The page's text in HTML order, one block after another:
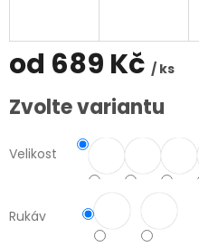
od 689 Kč / ks
Měrná
cena:
Zvolte variantu
Velikost
Rukáv